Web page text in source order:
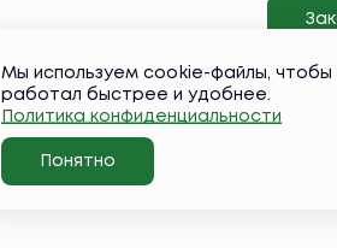
Мы используем cookie-файлы, чтобы
работал быстрее и удобнее.
Политика конфиденциальности
Понятно